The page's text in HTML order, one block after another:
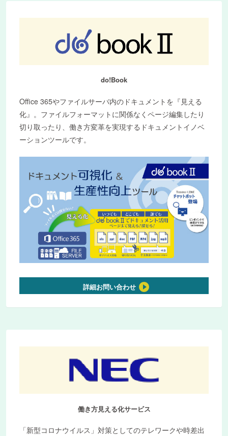
do!Book
Office 365やファイルサーバ内のドキュメントを『見える
化』。ファイルフォーマットに関係なくページ編集したり
切り取ったり、働き方変革を実現するドキュメントイノベ
ーションツールです。
詳細お問い合わせ
働き方見える化サービス
「新型コロナウイルス」対策としてのテレワークや時差出